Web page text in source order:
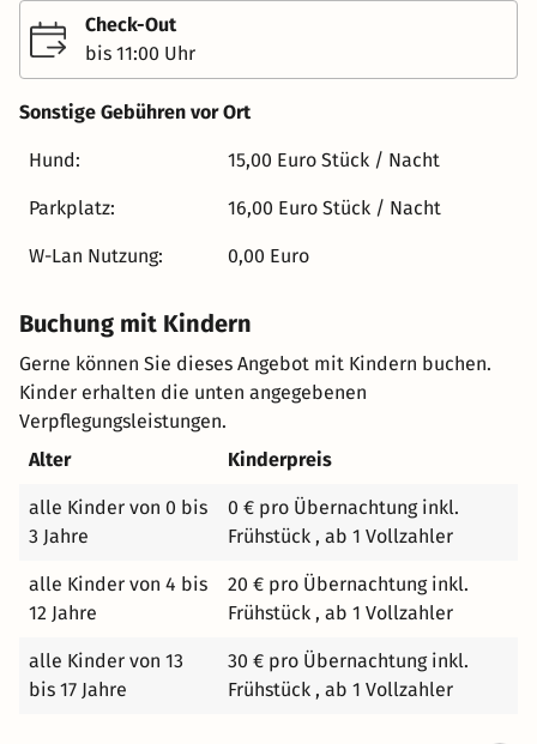
bequemen Queen-, King- oder Twin-Hampton-Betten,
Ecksofa, HD-Flachbildfernseher und Minikühlschrank.
Erledigen Sie Ihre Arbeit am Schreibtisch mit
kostenlosem WLAN. Genießen Sie auch den Komfort der
Tee- und Kaffeezubereitungsmöglichkeiten, des
Bügeleisens/Bügelbretts und des Safes in Laptopgröße.
Dusche, flauschigen Handtüchern und Pflegeprodukten.
Nichtraucherzimmer verfügt über unser bequemes
und einen Minikühlschrank. Erledigen Sie Ihre Arbeit am
Schreibtisch mit kostenlosem WLAN. Genießen Sie auch
den Komfort der Tee- und
Kaffeezubereitungsmöglichkeiten, des
Erfrischen Sie sich im barrierefreien Badezimmer mit
einer kompletten Dusche, flauschigen Handtüchern und
Pflegeprodukten.
Check-Out
bis 11:00 Uhr
Sonstige Gebühren vor Ort
Hund: 15,00 Euro Stück / Nacht
Parkplatz: 16,00 Euro Stück / Nacht
W-Lan Nutzung: 0,00 Euro
Buchung mit Kindern
Gerne können Sie dieses Angebot mit Kindern buchen.
Kinder erhalten die unten angegebenen
Verpflegungsleistungen.
Alter
Kinderpreis
alle Kinder von 0 bis
3 Jahre
0 € pro Übernachtung inkl.
Frühstück , ab 1 Vollzahler
alle Kinder von 4 bis
12 Jahre
20 € pro Übernachtung inkl.
Frühstück , ab 1 Vollzahler
alle Kinder von 13
bis 17 Jahre
30 € pro Übernachtung inkl.
Frühstück , ab 1 Vollzahler